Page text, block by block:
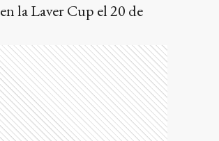
la Laver Cup el 20 de